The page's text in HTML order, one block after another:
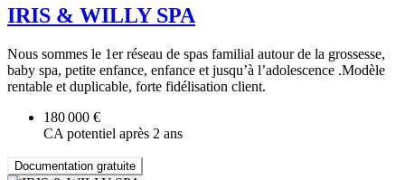
IRIS & WILLY SPA
Nous sommes le 1er réseau de spas familial autour de la grossesse,
baby spa, petite enfance, enfance et jusqu’à l’adolescence .Modèle
rentable et duplicable, forte fidélisation client.
180 000 €
CA potentiel après 2 ans
Documentation gratuite